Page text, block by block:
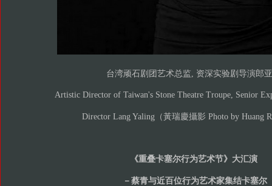
台湾顽石剧团艺术总监, 资深实验剧导演郎
Artistic Director of Taiwan's Stone Theatre Troupe, Senior
Director Lang Yaling（黃瑞慶攝影 Photo by Huang
《重叠卡塞尔行为艺术节》大汇演
－蔡青与近百位行为艺术家集结卡塞尔